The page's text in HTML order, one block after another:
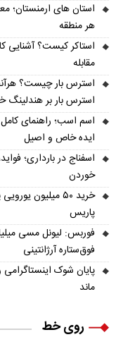
هر منطقه
استاکر کیست؟ آشنایی
مقابله
استرس بار چیست؟ هرآنچه
استرس بار بر هندلینگ
اسم اسب؛ راهنمای
ایده خاص و اصیل
اسفناج در بارداری؛
خوردن
پاریس
فوق‌ستاره آرژانتینی
ماند
روی خط